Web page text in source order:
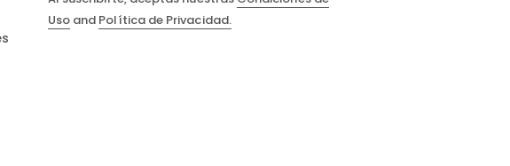
Uso and Política de Privacidad.